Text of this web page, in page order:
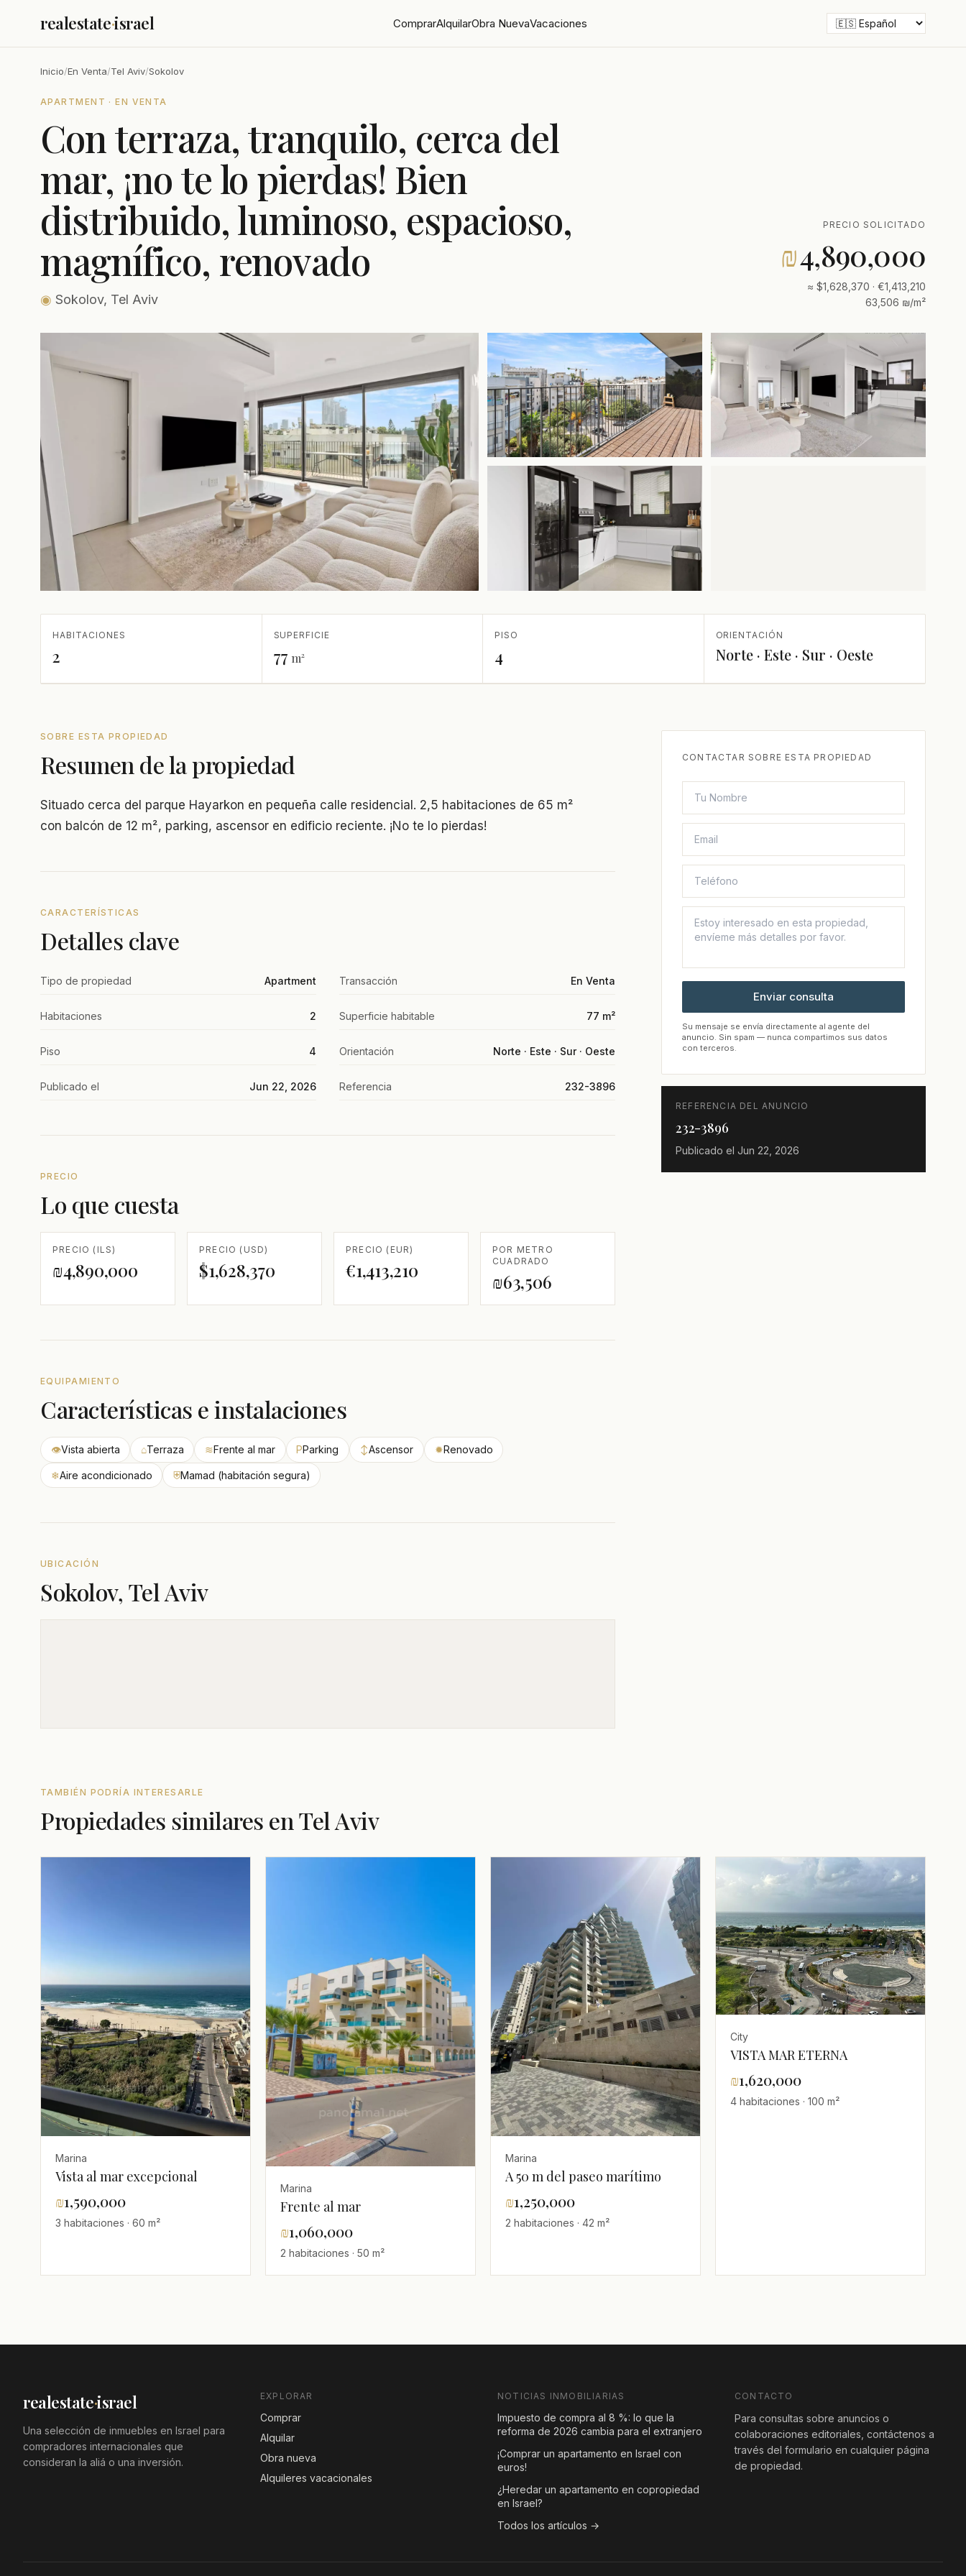
realestate·israel ComprarAlquilarObra NuevaVacaciones
Inicio/En Venta/Tel Aviv/Sokolov
APARTMENT · EN VENTA
Con terraza, tranquilo, cerca del
mar, ¡no te lo pierdas! Bien
distribuido, luminoso, espacioso,
magnífico, renovado
◉ Sokolov, Tel Aviv
PRECIO SOLICITADO
₪4,890,000
≈ $1,628,370 · €1,413,210
63,506 ₪/m²
HABITACIONES
2
SUPERFICIE
77 m²
PISO
4
ORIENTACIÓN
Norte · Este · Sur · Oeste
SOBRE ESTA PROPIEDAD
Resumen de la propiedad
Situado cerca del parque Hayarkon en pequeña calle residencial. 2,5 habitaciones de 65 m²
con balcón de 12 m², parking, ascensor en edificio reciente. ¡No te lo pierdas!
CARACTERÍSTICAS
Detalles clave
Tipo de propiedad Apartment Transacción En Venta
Habitaciones 2 Superficie habitable 77 m²
Piso 4 Orientación Norte · Este · Sur · Oeste
Publicado el Jun 22, 2026 Referencia 232-3896
PRECIO
Lo que cuesta
PRECIO (ILS)
₪4,890,000
PRECIO (USD)
$1,628,370
PRECIO (EUR)
€1,413,210
POR METRO
CUADRADO
₪63,506
EQUIPAMIENTO
Características e instalaciones
👁Vista abierta ⌂Terraza ≋Frente al mar PParking ↕Ascensor ✹Renovado
❄Aire acondicionado ⛨Mamad (habitación segura)
UBICACIÓN
Sokolov, Tel Aviv
CONTACTAR SOBRE ESTA PROPIEDAD
Enviar consulta
Su mensaje se envía directamente al agente del
anuncio. Sin spam — nunca compartimos sus datos
con terceros.
REFERENCIA DEL ANUNCIO
232-3896
Publicado el Jun 22, 2026
TAMBIÉN PODRÍA INTERESARLE
Propiedades similares en Tel Aviv
Marina
Vista al mar excepcional
₪1,590,000
3 habitaciones · 60 m²
Marina
Frente al mar
₪1,060,000
2 habitaciones · 50 m²
Marina
A 50 m del paseo marítimo
₪1,250,000
2 habitaciones · 42 m²
City
VISTA MAR ETERNA
₪1,620,000
4 habitaciones · 100 m²
realestate·israel
Una selección de inmuebles en Israel para
compradores internacionales que
consideran la aliá o una inversión.
EXPLORAR
Comprar
Alquilar
Obra nueva
Alquileres vacacionales
NOTICIAS INMOBILIARIAS
Impuesto de compra al 8 %: lo que la
reforma de 2026 cambia para el extranjero
¡Comprar un apartamento en Israel con
euros!
¿Heredar un apartamento en copropiedad
en Israel?
Todos los artículos →
CONTACTO
Para consultas sobre anuncios o
colaboraciones editoriales, contáctenos a
través del formulario en cualquier página
de propiedad.